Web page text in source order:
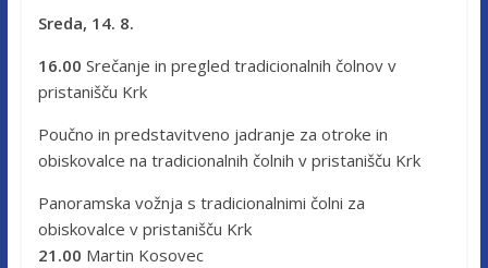
Sreda, 14. 8.
16.00 Srečanje in pregled tradicionalnih čolnov v
pristanišču Krk
Poučno in predstavitveno jadranje za otroke in
obiskovalce na tradicionalnih čolnih v pristanišču Krk
Panoramska vožnja s tradicionalnimi čolni za
obiskovalce v pristanišču Krk
21.00 Martin Kosovec